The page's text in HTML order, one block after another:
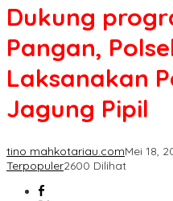
Dukung
Pangan,
Laksanakan
Jagung Pipil
tino mahkotariau.comMei 18,
Terpopuler2600 Dilihat